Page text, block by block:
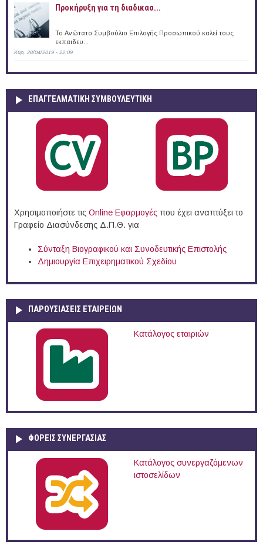
Προκήρυξη για τη διαδικασ...
Το Ανώτατο Συμβούλιο Επιλογής Προσωπικού καλεί τους
εκπαιδευ...
Κυρ, 28/04/2019 - 22:09
ΕΠΑΓΓΕΛΜΑΤΙΚΉ ΣΥΜΒΟΥΛΕΥΤΙΚΉ
Χρησιμοποιήστε τις Online Eφαρμογές που έχει αναπτύξει το
Γραφείο Διασύνδεσης Δ.Π.Θ. για
Σύνταξη Βιογραφικού και Συνοδευτικής Επιστολής
Δημιουργία Επιχειρηματικού Σχεδίου
ΠΑΡΟΥΣΙΆΣΕΙΣ ΕΤΑΙΡΕΙΏΝ
Κατάλογος εταιριών
ΦΟΡΕΙΣ ΣΥΝΕΡΓΑΣΙΑΣ
Κατάλογος συνεργαζόμενων
ιστοσελίδων